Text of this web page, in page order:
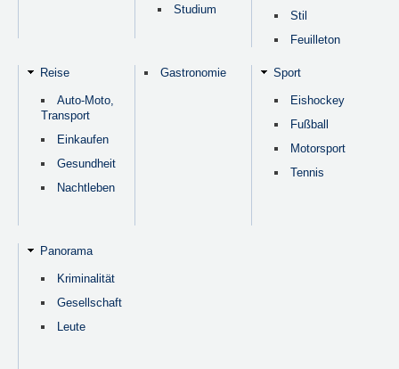
Studium
Stil
Feuilleton
Reise
Auto-Moto,
Transport
Einkaufen
Gesundheit
Nachtleben
Gastronomie Sport
Eishockey
Fußball
Motorsport
Tennis
Panorama
Kriminalität
Gesellschaft
Leute